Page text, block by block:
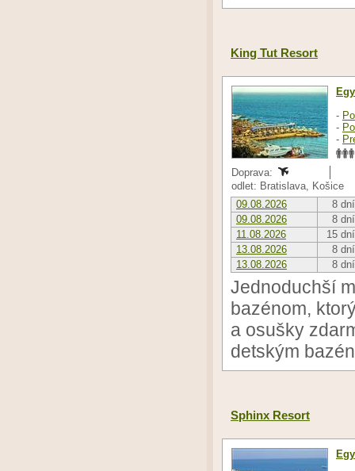
King Tut Resort
-
-
-
Doprava:
odlet: Bratislava, Košice
09.08.2026
8 dní
09.08.2026
8 dní
11.08.2026
15 dní
13.08.2026
8 dní
13.08.2026
8 dní
Jednoduchší
bazénom,
a osušky
detským
Sphinx Resort